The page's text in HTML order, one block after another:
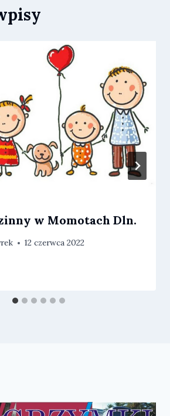
w Momotach Dln.
12 czerwca 2022